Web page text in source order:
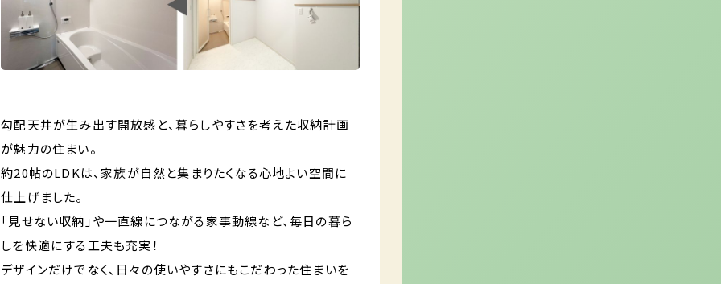
勾配天井が生み出す開放感と、暮らしやすさを考えた収納計画
が魅力の住まい。
約20帖のLDKは、家族が自然と集まりたくなる心地よい空間に
仕上げました。
「見せない収納」や一直線につながる家事動線など、毎日の暮ら
しを快適にする工夫も充実！
デザインだけでなく、日々の使いやすさにもこだわった住まいを